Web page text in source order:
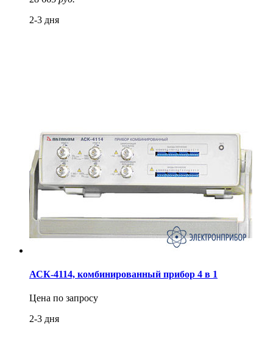
2-3 дня
АСК-4114, комбинированный прибор 4 в 1
Цена по запросу
2-3 дня